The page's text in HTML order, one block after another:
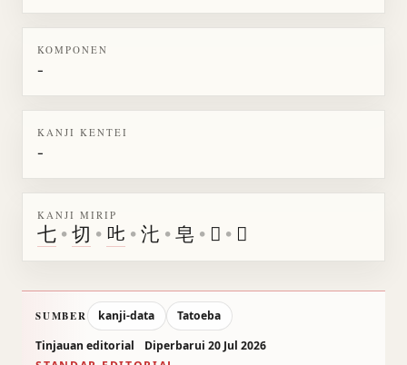
KOMPONEN
-
KANJI KENTEI
-
KANJI MIRIP
七 •切 • 𠮟 •㲺 •皂 • 𥤥 • 𩵐
SUMBER kanji-data
Tatoeba
Tinjauan editorial
Diperbarui 20 Jul 2026